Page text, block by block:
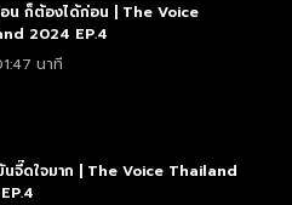
น ก็ต้องได้ก่อน | The Voice
2024 EP.4
นาที
นจี๊ดใจมาก | The Voice Thailand